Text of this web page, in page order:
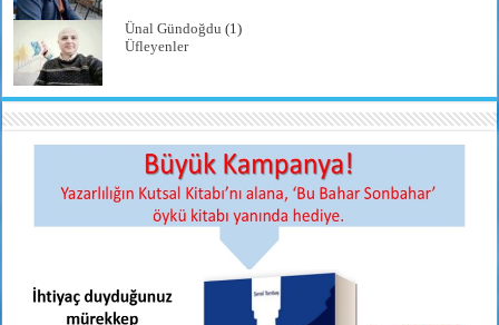
Ünal Gündoğdu (1)
Üfleyenler